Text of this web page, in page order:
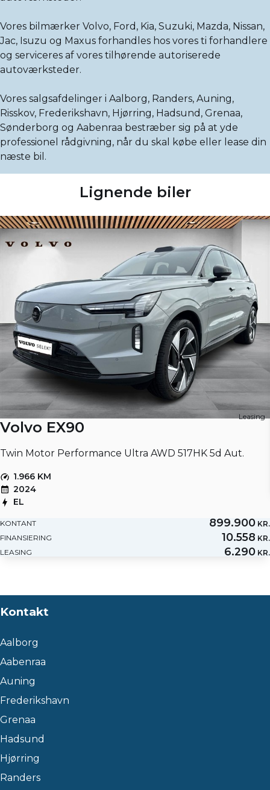
Vores bilmærker Volvo, Ford, Kia, Suzuki, Mazda, Nissan,
Jac, Isuzu og Maxus forhandles hos vores ti forhandlere
og serviceres af vores tilhørende autoriserede
autoværksteder.
Vores salgsafdelinger i Aalborg, Randers, Auning,
Risskov, Frederikshavn, Hjørring, Hadsund, Grenaa,
Sønderborg og Aabenraa bestræber sig på at yde
professionel rådgivning, når du skal købe eller lease din
næste bil.
Lignende biler
Leasing
Volvo EX90
Twin Motor Performance Ultra AWD 517HK 5d Aut.
1.966 KM
2024
EL
KONTANT 899.900 KR.
FINANSIERING
10.558 KR.
LEASING
6.290 KR.
Kontakt
Aalborg
Aabenraa
Auning
Frederikshavn
Grenaa
Hadsund
Hjørring
Randers